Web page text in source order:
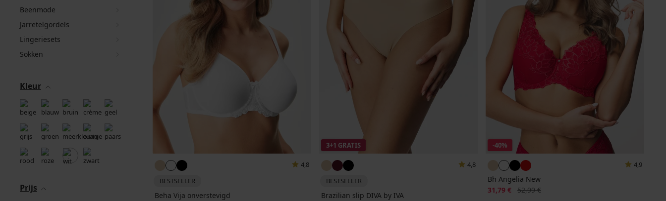
Beenmode
Jarretelgordels
Lingeriesets
Sokken
Kleur
Prijs
4,8
BESTSELLER
Beha Vija onverstevigd
3+1 GRATIS
4,8
BESTSELLER
Brazilian slip DIVA by IVA
-40%
4,9
Bh Angelia New
Korting
31,79 € Oorspronkelijke prijs
52,99 €